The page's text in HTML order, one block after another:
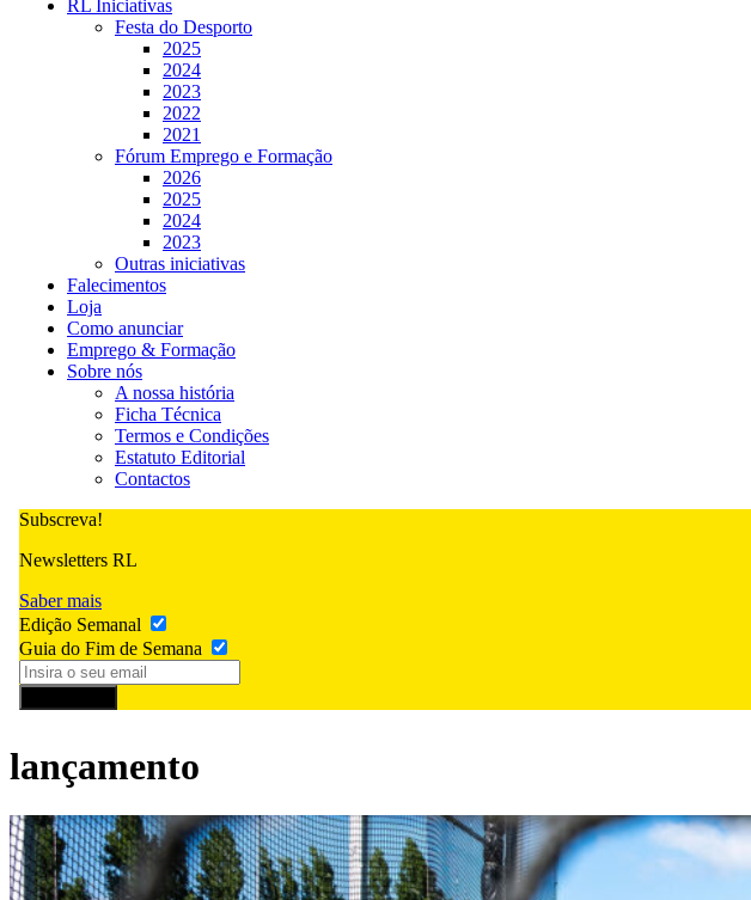
RL Iniciativas
Festa do Desporto
2025
2024
2023
2022
2021
Fórum Emprego e Formação
2026
2025
2024
2023
Outras iniciativas
Falecimentos
Loja
Como anunciar
Emprego & Formação
Sobre nós
A nossa história
Ficha Técnica
Termos e Condições
Estatuto Editorial
Contactos
Subscreva!
Newsletters RL
Saber mais
Edição Semanal
Guia do Fim de Semana
lançamento